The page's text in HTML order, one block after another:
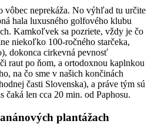
vôbec neprekáža. No výhľad tu určite
hala luxusného golfového klubu
Kamkoľvek sa pozriete, vždy je čo
niekoľko 100-ročného starčeka,
dokonca cirkevná pevnosť
raut po ňom, a ortodoxnou kaplnkou
na čo sme v našich končinách
časti Slovenska), a práve tým sú
čaká len cca 20 min. od Paphosu.
plantážach